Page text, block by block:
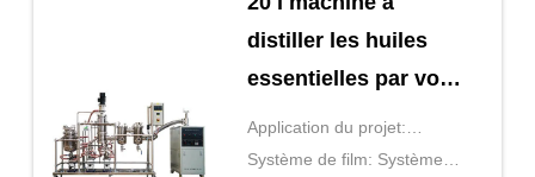
distiller les huiles
essentielles par voie
courte film mince
Application du projet:
Concentration/destilation
Système de film: Système